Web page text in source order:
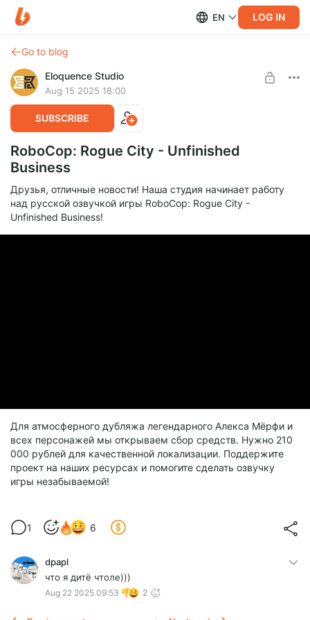
EN LOG IN
Go to blog
Eloquence Studio
Aug 15 2025 18:00
SUBSCRIBE
RoboCop: Rogue City - Unfinished
Business
Друзья, отличные новости! Наша студия начинает работу
над русской озвучкой игры RoboCop: Rogue City -
Unfinished Business!
Для атмосферного дубляжа легендарного Алекса Мёрфи и
всех персонажей мы открываем сбор средств. Нужно 210
000 рублей для качественной локализации. Поддержите
проект на наших ресурсах и помогите сделать озвучку
игры незабываемой!
1 6
dpapl
что я дитё чтоле)))
Aug 22 2025 09:53 2